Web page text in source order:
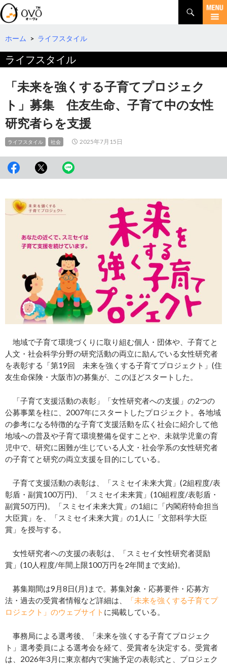
検
索
コ
テ
ツ
へ
ホーム > ライフスタイル
ライフスタイル
「未来を強くする子育てプロジェク
ト」募集 住友生命、子育て中の女性
研究者らを支援
ライフスタイル 社会 2025年7月15日
地域で子育て環境づくりに取り組む個人・団体や、子育てと
人文・社会科学分野の研究活動の両立に励んでいる女性研究者
を表彰する「第19回 未来を強くする子育てプロジェクト」(住
友生命保険・大阪市)の募集が、このほどスタートした。
「子育て支援活動の表彰」「女性研究者への支援」の2つの
公募事業を柱に、2007年にスタートしたプロジェクト。各地域
の参考になる特徴的な子育て支援活動を広く社会に紹介して他
地域への普及や子育て環境整備を促すことや、未就学児童の育
児中で、研究に困難が生じている人文・社会学系の女性研究者
の子育てと研究の両立支援を目的にしている。
子育て支援活動の表彰は、「スミセイ未来大賞」(2組程度/表
彰盾・副賞100万円)、「スミセイ未来賞」(10組程度/表彰盾・
副賞50万円)。「スミセイ未来大賞」の1組に「内閣府特命担当
大臣賞」を、「スミセイ未来大賞」の1人に「文部科学大臣
賞」を授与する。
女性研究者への支援の表彰は、「スミセイ女性研究者奨励
賞」(10人程度/年間上限100万円を2年間まで支給)。
募集期間は9月8日(月)まで。募集対象・応募要件・応募方
法・過去の受賞者情報など詳細は、
「未来を強くする子育てプ
ロジェクト」のウェブサイト に掲載している。
事務局による選考後、「未来を強くする子育てプロジェク
ト」選考委員による選考会を経て、受賞者を決定する。受賞者
は、2026年3月に東京都内で実施予定の表彰式と、プロジェク